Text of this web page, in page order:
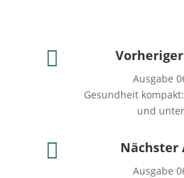

Ausgabe
Gesundheit
und
 Nächster
Ausgabe